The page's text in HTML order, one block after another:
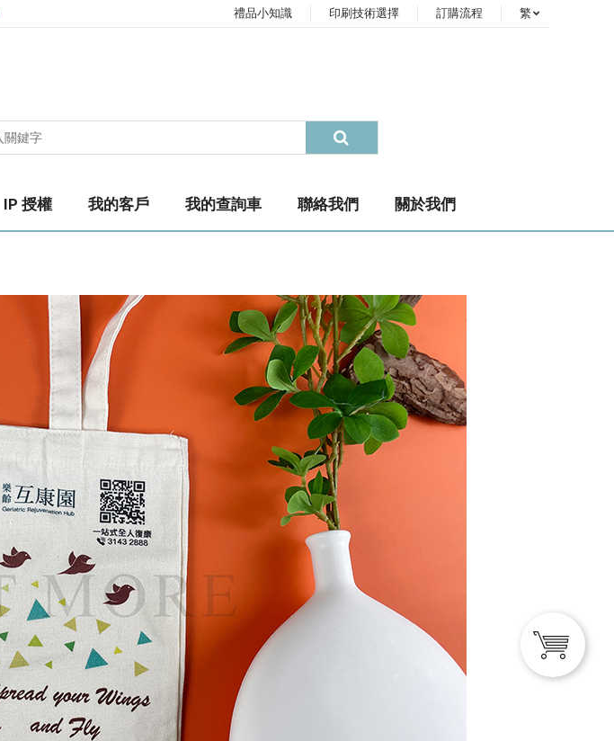
禮品小知識 印刷技術選擇 訂購流程 繁
IP 授權 我的客戶 我的查詢車 聯絡我們 關於我們